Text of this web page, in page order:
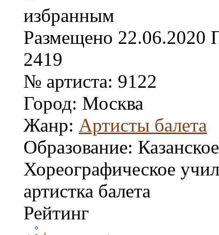
Размещено 22.06.2020
2419
№ артиста: 9122
Город: Москва
Жанр: Артисты балета
Образование: Казанское
Хореографическое
артистка балета
Рейтинг